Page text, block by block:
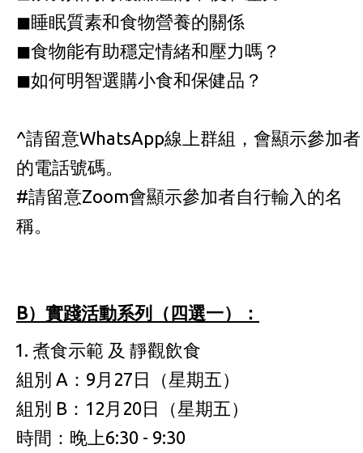
◼睡眠質素和食物營養的關係
◼食物能有助穩定情緒和壓力嗎？
◼如何明智選購小食和保健品？
^請留意WhatsApp線上群組，會顯示參加者
的電話號碼。
#請留意Zoom會顯示參加者自行輸入的名
稱。
B）實踐活動系列（四選一）：
煮食示範 及 靜觀飲食
組別 A：9月27日（星期五）
組別 B：12月20日（星期五）
時間：晚上6:30 - 9:30